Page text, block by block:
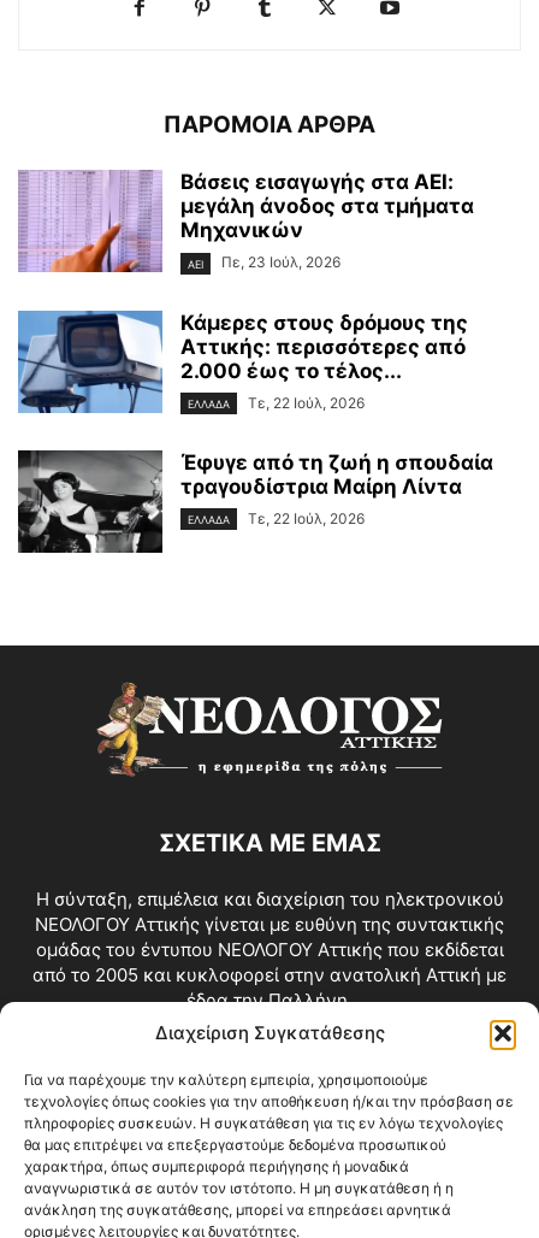
Διαχείριση Συγκατάθεσης
Για να παρέχουμε την καλύτερη εμπειρία, χρησιμοποιούμε
τεχνολογίες όπως cookies για την αποθήκευση ή/και την πρόσβαση σε
πληροφορίες συσκευών. Η συγκατάθεση για τις εν λόγω τεχνολογίες
θα μας επιτρέψει να επεξεργαστούμε δεδομένα προσωπικού
χαρακτήρα, όπως συμπεριφορά περιήγησης ή μοναδικά
αναγνωριστικά σε αυτόν τον ιστότοπο. Η μη συγκατάθεση ή η
ανάκληση της συγκατάθεσης, μπορεί να επηρεάσει αρνητικά
ορισμένες λειτουργίες και δυνατότητες.
ΠΑΡΟΜΟΙΑ ΑΡΘΡΑ
Βάσεις εισαγωγής στα ΑΕΙ:
μεγάλη άνοδος στα τμήματα
Μηχανικών
ΑΕΙ Πε, 23 Ιούλ, 2026
Κάμερες στους δρόμους της
Αττικής: περισσότερες από
2.000 έως το τέλος...
ΕΛΛΑΔΑ Τε, 22 Ιούλ, 2026
Έφυγε από τη ζωή η σπουδαία
τραγουδίστρια Μαίρη Λίντα
ΕΛΛΑΔΑ Τε, 22 Ιούλ, 2026
ΣΧΕΤΙΚΑ ΜΕ ΕΜΑΣ
Η σύνταξη, επιμέλεια και διαχείριση του ηλεκτρονικού
ΝΕΟΛΟΓΟΥ Αττικής γίνεται με ευθύνη της συντακτικής
ομάδας του έντυπου ΝΕΟΛΟΓΟΥ Αττικής που εκδίδεται
από το 2005 και κυκλοφορεί στην ανατολική Αττική με
έδρα την Παλλήνη.
Επικοινωνία:info@neologosattikis.gr
ΑΚΟΛΟΥΘΗΣΕ ΜΑΣ